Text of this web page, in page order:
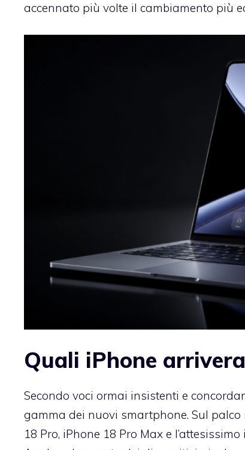
accennato più volte il cambiamento più
Quali iPhone
Secondo voci ormai insistenti e
gamma dei nuovi smartphone. Sul
18 Pro, iPhone 18 Pro Max e